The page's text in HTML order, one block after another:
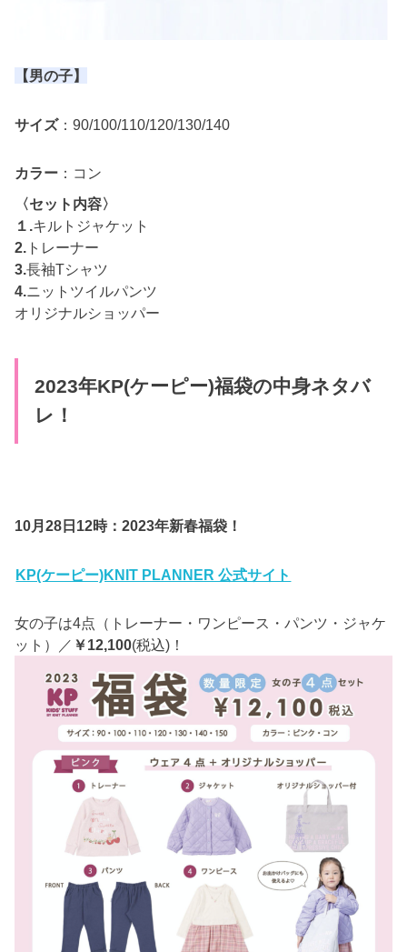
【男の子】
サイズ：90/100/110/120/130/140
カラー ：コン
〈セット内容〉
１.キルトジャケット
2. トレーナー
3.長袖Tシャツ
4.ニットツイルパンツ
オリジナルショッパー
2023年KP(ケーピー)福袋の中身ネタバ
レ！
10月28日12時：2023年新春福袋！
KP(ケーピー)KNIT PLANNER 公式サイト
女の子は4点（トレーナー・ワンピース・パンツ・ジャケ
ット）／ ￥12,100(税込)！